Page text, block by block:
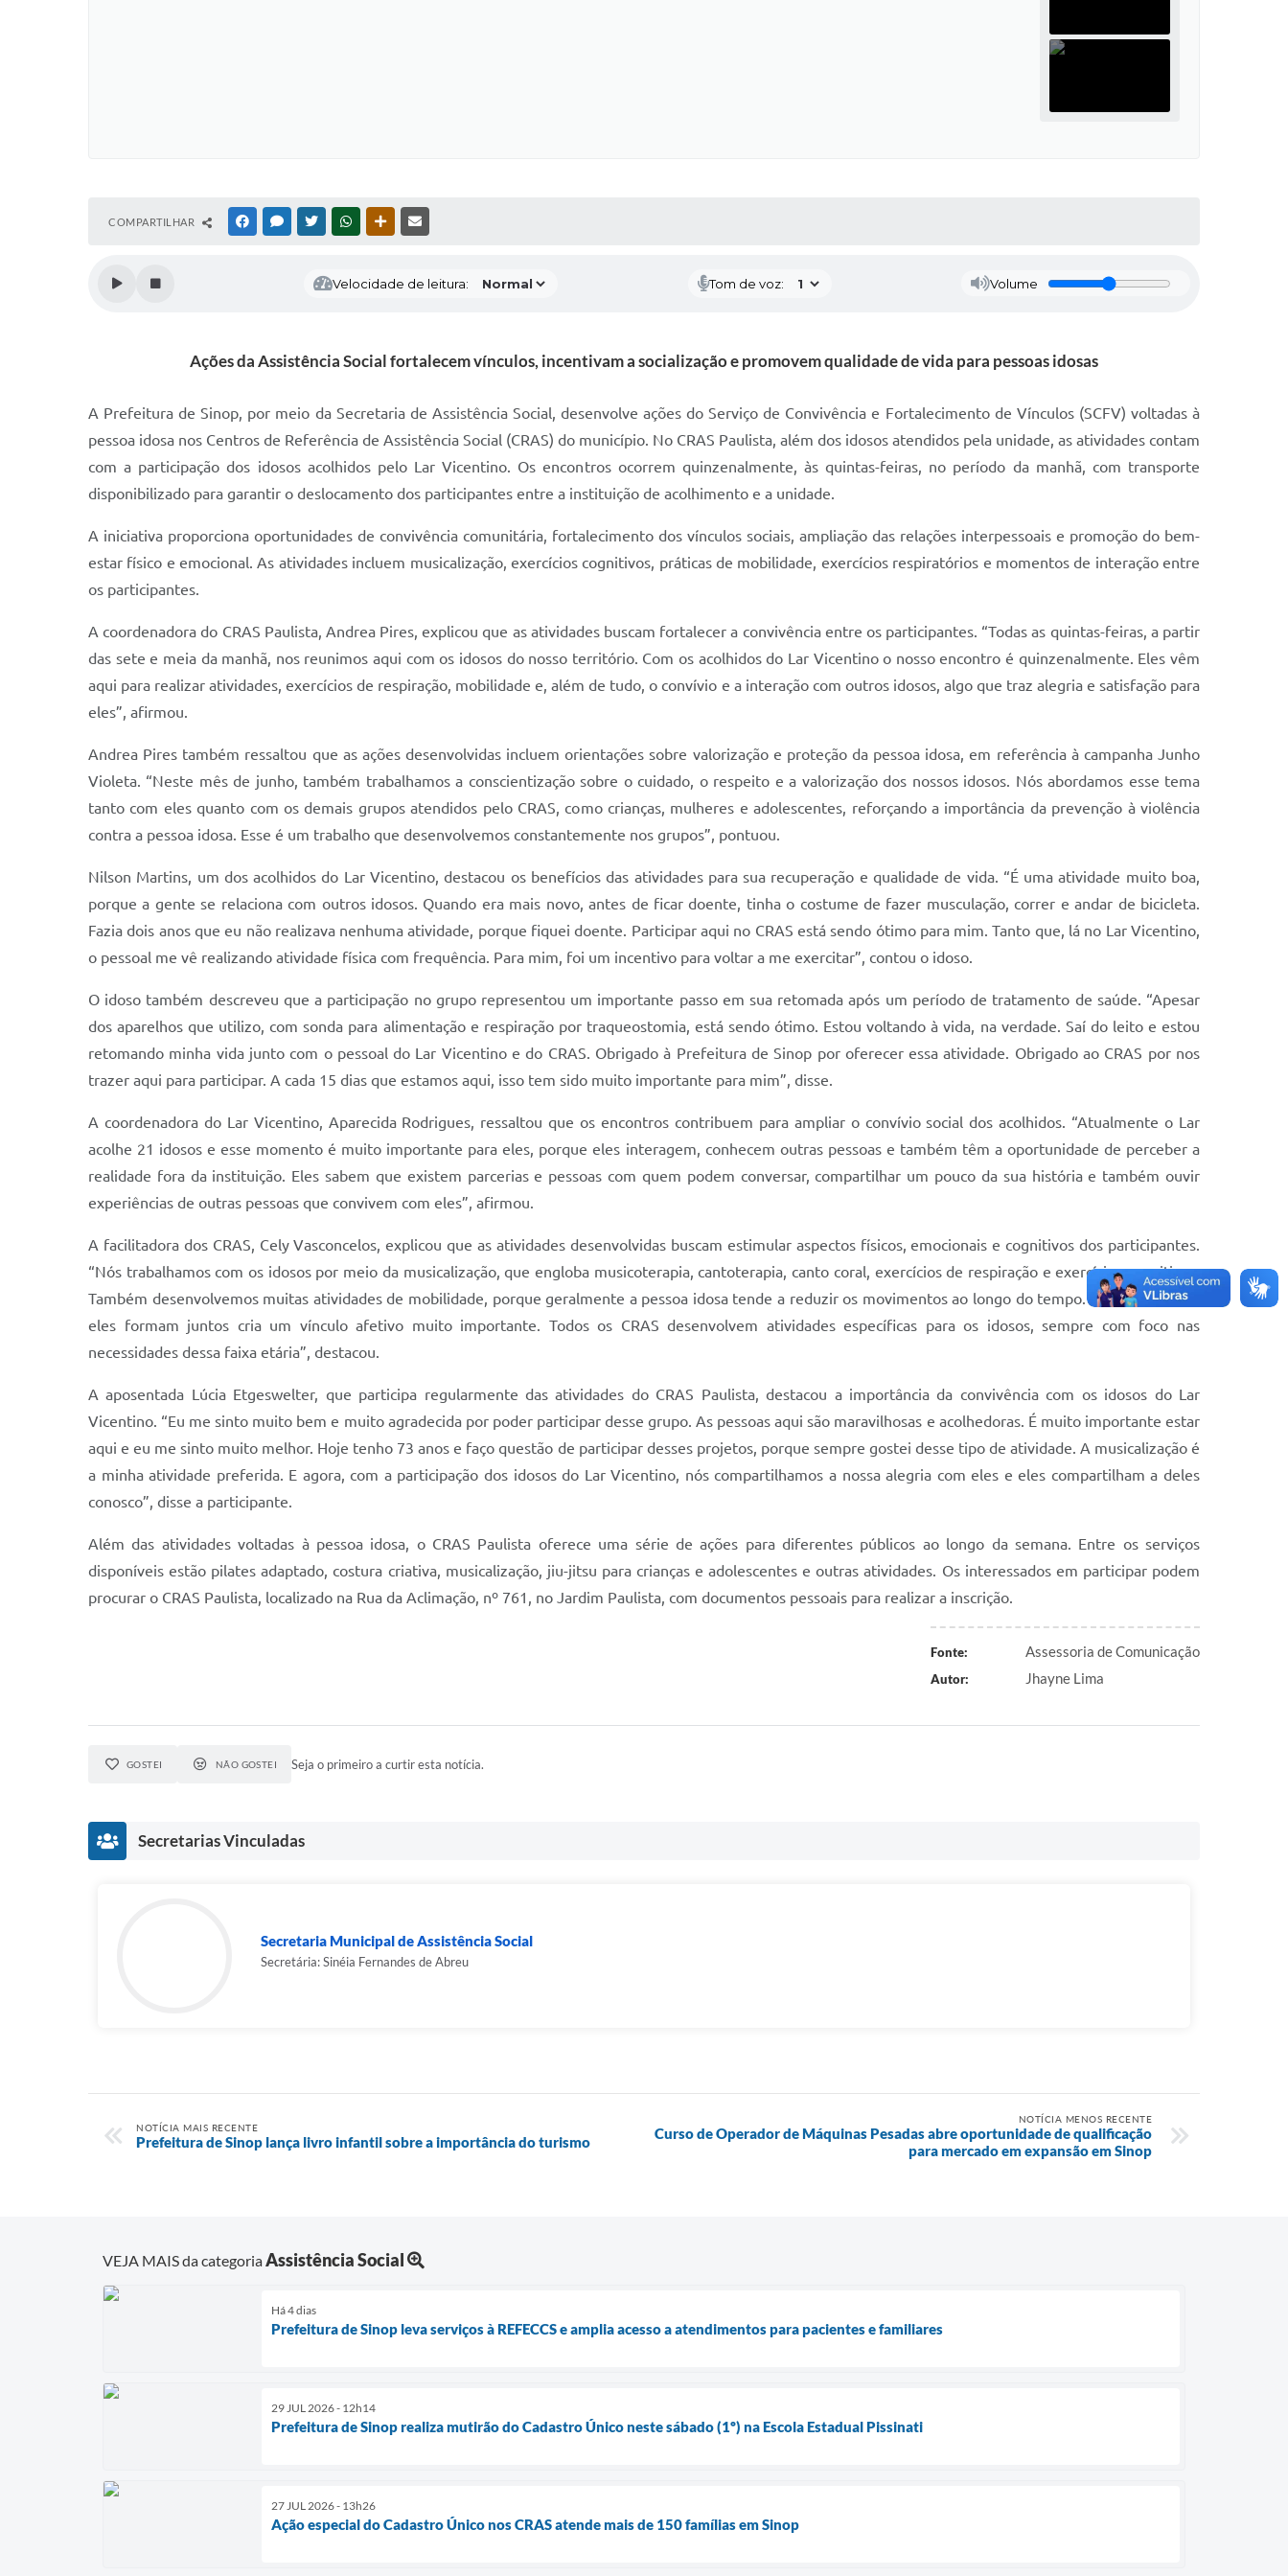
COMPARTILHAR FACEBOOKMESSENGER
TWITTERWHATSAPPOUTRAS MÍDIAS
Velocidade de leitura: Tom de voz: Volume
Ações da Assistência Social fortalecem vínculos, incentivam a socialização e promovem qualidade de vida para pessoas idosas
A Prefeitura de Sinop, por meio da Secretaria de Assistência Social, desenvolve ações do Serviço de Convivência e Fortalecimento de Vínculos (SCFV) voltadas à
pessoa idosa nos Centros de Referência de Assistência Social (CRAS) do município. No CRAS Paulista, além dos idosos atendidos pela unidade, as atividades contam
com a participação dos idosos acolhidos pelo Lar Vicentino. Os encontros ocorrem quinzenalmente, às quintas-feiras, no período da manhã, com transporte
disponibilizado para garantir o deslocamento dos participantes entre a instituição de acolhimento e a unidade.
A iniciativa proporciona oportunidades de convivência comunitária, fortalecimento dos vínculos sociais, ampliação das relações interpessoais e promoção do bem-
estar físico e emocional. As atividades incluem musicalização, exercícios cognitivos, práticas de mobilidade, exercícios respiratórios e momentos de interação entre
os participantes.
A coordenadora do CRAS Paulista, Andrea Pires, explicou que as atividades buscam fortalecer a convivência entre os participantes. “Todas as quintas-feiras, a partir
das sete e meia da manhã, nos reunimos aqui com os idosos do nosso território. Com os acolhidos do Lar Vicentino o nosso encontro é quinzenalmente. Eles vêm
aqui para realizar atividades, exercícios de respiração, mobilidade e, além de tudo, o convívio e a interação com outros idosos, algo que traz alegria e satisfação para
eles”, afirmou.
Andrea Pires também ressaltou que as ações desenvolvidas incluem orientações sobre valorização e proteção da pessoa idosa, em referência à campanha Junho
Violeta. “Neste mês de junho, também trabalhamos a conscientização sobre o cuidado, o respeito e a valorização dos nossos idosos. Nós abordamos esse tema
tanto com eles quanto com os demais grupos atendidos pelo CRAS, como crianças, mulheres e adolescentes, reforçando a importância da prevenção à violência
contra a pessoa idosa. Esse é um trabalho que desenvolvemos constantemente nos grupos”, pontuou.
Nilson Martins, um dos acolhidos do Lar Vicentino, destacou os benefícios das atividades para sua recuperação e qualidade de vida. “É uma atividade muito boa,
porque a gente se relaciona com outros idosos. Quando era mais novo, antes de ficar doente, tinha o costume de fazer musculação, correr e andar de bicicleta.
Fazia dois anos que eu não realizava nenhuma atividade, porque fiquei doente. Participar aqui no CRAS está sendo ótimo para mim. Tanto que, lá no Lar Vicentino,
o pessoal me vê realizando atividade física com frequência. Para mim, foi um incentivo para voltar a me exercitar”, contou o idoso.
O idoso também descreveu que a participação no grupo representou um importante passo em sua retomada após um período de tratamento de saúde. “Apesar
dos aparelhos que utilizo, com sonda para alimentação e respiração por traqueostomia, está sendo ótimo. Estou voltando à vida, na verdade. Saí do leito e estou
retomando minha vida junto com o pessoal do Lar Vicentino e do CRAS. Obrigado à Prefeitura de Sinop por oferecer essa atividade. Obrigado ao CRAS por nos
trazer aqui para participar. A cada 15 dias que estamos aqui, isso tem sido muito importante para mim”, disse.
A coordenadora do Lar Vicentino, Aparecida Rodrigues, ressaltou que os encontros contribuem para ampliar o convívio social dos acolhidos. “Atualmente o Lar
acolhe 21 idosos e esse momento é muito importante para eles, porque eles interagem, conhecem outras pessoas e também têm a oportunidade de perceber a
realidade fora da instituição. Eles sabem que existem parcerias e pessoas com quem podem conversar, compartilhar um pouco da sua história e também ouvir
experiências de outras pessoas que convivem com eles”, afirmou.
A facilitadora dos CRAS, Cely Vasconcelos, explicou que as atividades desenvolvidas buscam estimular aspectos físicos, emocionais e cognitivos dos participantes.
“Nós trabalhamos com os idosos por meio da musicalização, que engloba musicoterapia, cantoterapia, canto coral, exercícios de respiração e exercícios cognitivos.
Também desenvolvemos muitas atividades de mobilidade, porque geralmente a pessoa idosa tende a reduzir os movimentos ao longo do tempo. Esse círculo que
eles formam juntos cria um vínculo afetivo muito importante. Todos os CRAS desenvolvem atividades específicas para os idosos, sempre com foco nas
necessidades dessa faixa etária”, destacou.
A aposentada Lúcia Etgeswelter, que participa regularmente das atividades do CRAS Paulista, destacou a importância da convivência com os idosos do Lar
Vicentino. “Eu me sinto muito bem e muito agradecida por poder participar desse grupo. As pessoas aqui são maravilhosas e acolhedoras. É muito importante estar
aqui e eu me sinto muito melhor. Hoje tenho 73 anos e faço questão de participar desses projetos, porque sempre gostei desse tipo de atividade. A musicalização é
a minha atividade preferida. E agora, com a participação dos idosos do Lar Vicentino, nós compartilhamos a nossa alegria com eles e eles compartilham a deles
conosco”, disse a participante.
Além das atividades voltadas à pessoa idosa, o CRAS Paulista oferece uma série de ações para diferentes públicos ao longo da semana. Entre os serviços
disponíveis estão pilates adaptado, costura criativa, musicalização, jiu-jitsu para crianças e adolescentes e outras atividades. Os interessados em participar podem
procurar o CRAS Paulista, localizado na Rua da Aclimação, nº 761, no Jardim Paulista, com documentos pessoais para realizar a inscrição.
Fonte: Assessoria de Comunicação
Autor: Jhayne Lima
GOSTEI NÃO GOSTEI Seja o primeiro a curtir esta notícia.
Secretarias Vinculadas
Secretaria Municipal de Assistência Social
Secretária: Sinéia Fernandes de Abreu
NOTÍCIA MAIS RECENTE
Prefeitura de Sinop lança livro infantil sobre a importância do turismo
NOTÍCIA MENOS RECENTE
Curso de Operador de Máquinas Pesadas abre oportunidade de qualificação
para mercado em expansão em Sinop
VEJA MAIS da categoriaAssistência Social
Há 4 dias
Prefeitura de Sinop leva serviços à REFECCS e amplia acesso a atendimentos para pacientes e familiares
29 JUL 2026 - 12h14
Prefeitura de Sinop realiza mutirão do Cadastro Único neste sábado (1º) na Escola Estadual Pissinati
27 JUL 2026 - 13h26
Ação especial do Cadastro Único nos CRAS atende mais de 150 famílias em Sinop